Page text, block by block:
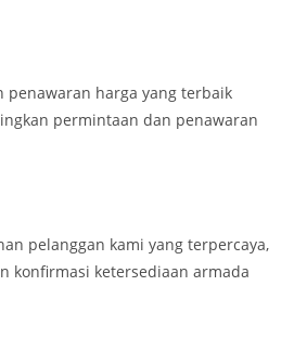
penawaran harga yang terbaik
permintaan dan penawaran
pelanggan kami yang terpercaya,
konfirmasi ketersediaan armada